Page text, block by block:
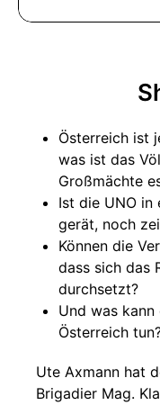
Österreich ist
was ist das
Großmächte
Ist die UNO in
gerät, noch
Können die
dass sich das
durchsetzt?
Und was
Österreich
Ute Axmann hat
Brigadier Mag.